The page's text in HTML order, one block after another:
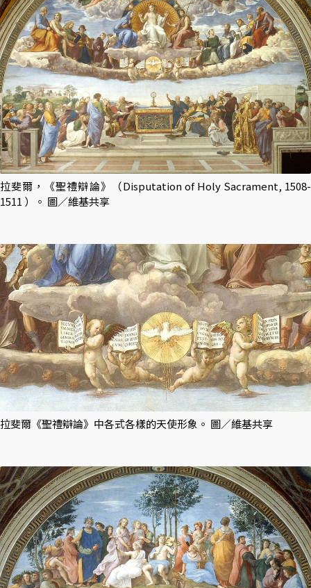
拉斐爾，《聖禮辯論》（Disputation of Holy Sacrament, 1508-
1511 ）。 圖／維基共享
拉斐爾《聖禮辯論》中各式各樣的天使形象。 圖／維基共享